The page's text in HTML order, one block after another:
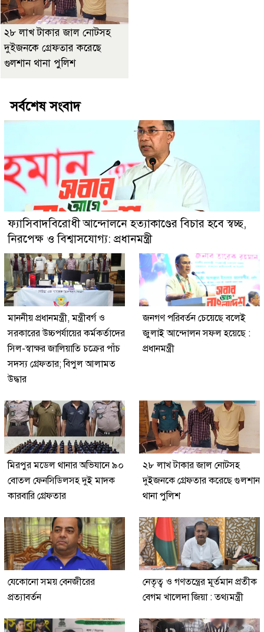
২৮ লাখ টাকার জাল নোটসহ
দুইজনকে গ্রেফতার করেছে
গুলশান থানা পুলিশ
সর্বশেষ সংবাদ
ফ্যাসিবাদবিরোধী আন্দোলনে হত্যাকাণ্ডের বিচার হবে স্বচ্ছ,
নিরপেক্ষ ও বিশ্বাসযোগ্য: প্রধানমন্ত্রী
মাননীয় প্রধানমন্ত্রী, মন্ত্রীবর্গ ও
সরকারের উচ্চপর্যায়ের কর্মকর্তাদের
সিল-স্বাক্ষর জালিয়াতি চক্রের পাঁচ
সদস্য গ্রেফতার; বিপুল আলামত
উদ্ধার
জনগণ পরিবর্তন চেয়েছে বলেই
জুলাই আন্দোলন সফল হয়েছে :
প্রধানমন্ত্রী
মিরপুর মডেল থানার অভিযানে ৯০
বোতল ফেনসিডিলসহ দুই মাদক
কারবারি গ্রেফতার
২৮ লাখ টাকার জাল নোটসহ
দুইজনকে গ্রেফতার করেছে গুলশান
থানা পুলিশ
যেকোনো সময় বেনজীরের
প্রত্যাবর্তন
নেতৃত্ব ও গণতন্ত্রের মূর্তমান প্রতীক
বেগম খালেদা জিয়া : তথ্যমন্ত্রী